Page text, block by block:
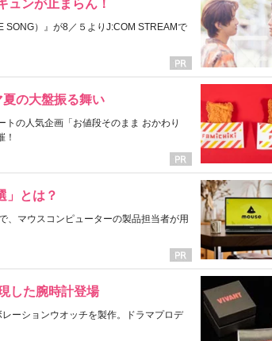
ュンが止まらん！
SONG）』が8／５よりJ:COM STREAMで
の大盤振る舞い
の人気企画「お値段そのまま おかわり
！
」とは？
、マウスコンピューターの製品担当者が用
した腕時計登場
ーションウオッチを製作。ドラマプロデ